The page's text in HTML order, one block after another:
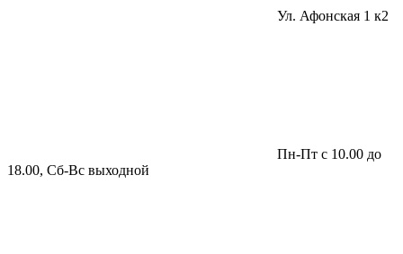
Ул. Афонская 1 к2
Пн-Пт с 10.00 до
18.00, Сб-Вс выходной